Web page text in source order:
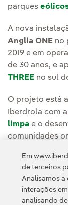
parques
A nova
Anglia ONE no
2019 e em
de 30 anos, e
THREE no sul
O projeto está
Iberdrola com a
limpa e o
comunidades
Leia a notícia
ScottishPower
Em
de terceiros
Analisamos a
interações
analisando